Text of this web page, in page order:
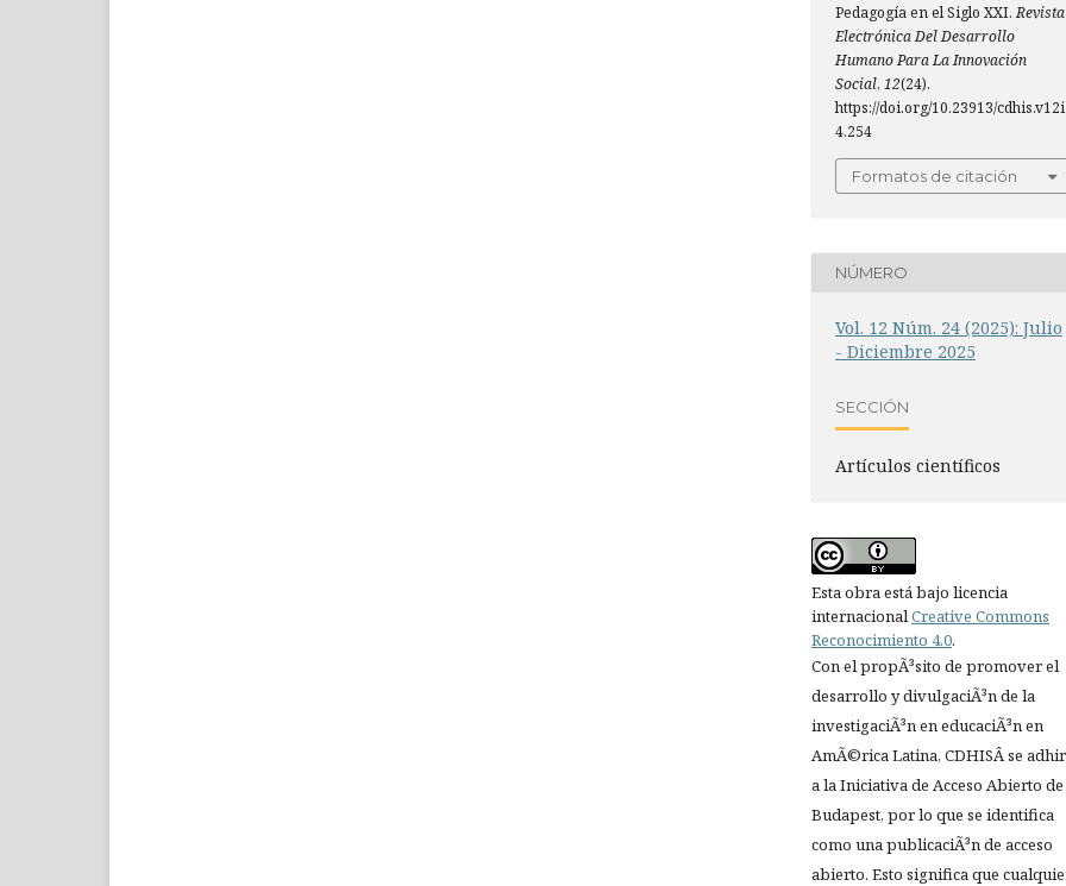
Pedagogía en el Siglo XXI.Revista
Electrónica Del Desarrollo
Humano Para La Innovación
Social, 12(24).
https://doi.org/10.23913/
4.254
Formatos de citación
NÚMERO
Vol. 12 Núm. 24 (2025): Julio
- Diciembre 2025
SECCIÓN
Artí­culos científicos
Esta obra está bajo licencia
internacionalCreative Commons
Reconocimiento 4.0.
Con el propÃ³sito de promover el
desarrollo y divulgaciÃ³n de la
investigaciÃ³n en educaciÃ³n en
AmÃ©rica Latina, CDHISÂ se
a la Iniciativa de Acceso Abierto de
Budapest, por lo que se identifica
como una publicaciÃ³n de acceso
abierto. Esto significa que